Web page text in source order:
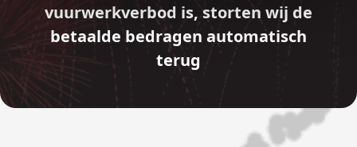
vuurwerkverbod is, storten wij de
betaalde bedragen automatisch
terug